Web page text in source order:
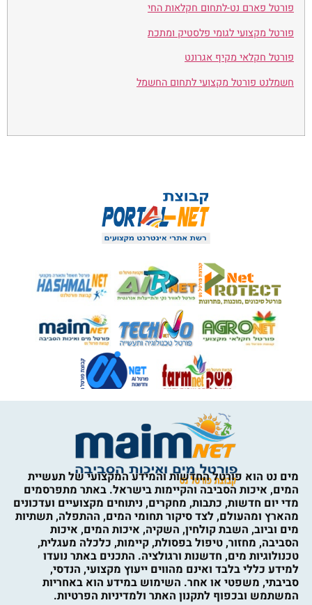
פורטל פארם נט-לתחום חקלאות החי
פורטל מקצועי לגומי פלסטיק ומתכת
פורטל חקלאי מקיף אגרונט
חשמלנט פורטל מקצועי לתחום החשמל
מים נט הוא פורטל החדשות והמידע המקצועי של תעשיית
המים, איכות הסביבה והקיימות בישראל. באתר מתפרסמים
מדי יום חדשות, כתבות, מחקרים, ניתוחים מקצועיים ועדכונים
מהארץ ומהעולם, לצד סיקור תחומי המים, ההתפלה, תשתיות
מים וביוב, השבת קולחין, השקיה, איכות המים, איכות
הסביבה, מחזור, טיפול בפסולת, קיימות, כלכלה מעגלית,
טכנולוגיות מים, חדשנות ורגולציה. התכנים באתר נועדו
למידע כללי בלבד ואינם מהווים ייעוץ מקצועי, הנדסי,
סביבתי, משפטי או אחר. השימוש במידע הוא באחריות
המשתמש ובכפוף לתקנון האתר ולמדיניות הפרטיות.